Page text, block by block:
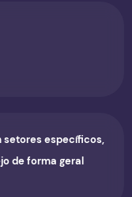
setores específicos,
de forma geral